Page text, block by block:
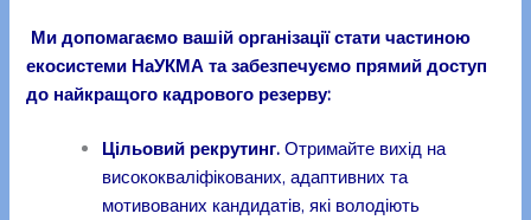
Ми допомагаємо вашій організації стати частиною
екосистеми НаУКМА та забезпечуємо прямий доступ
до найкращого кадрового резерву:
Цільовий рекрутинг. Отримайте вихід на
висококваліфікованих, адаптивних та
мотивованих кандидатів, які володіють